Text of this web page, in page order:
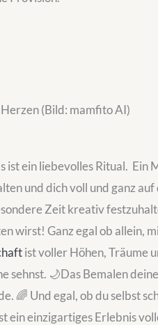
(Bild: mamfito AI)
ist ein liebevolles Ritual. Ein
und dich voll und ganz
Zeit kreativ
wirst! Ganz egal ob allein,
ist voller Höhen, Träume
🌙Das Bemalen
🌈 Und egal, ob du selbst
ein einzigartiges Erlebnis